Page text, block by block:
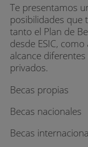
Te presentamos
posibilidades que
tanto el Plan de
desde ESIC,
alcance
privados.
Becas propias
Becas nacionales
Becas